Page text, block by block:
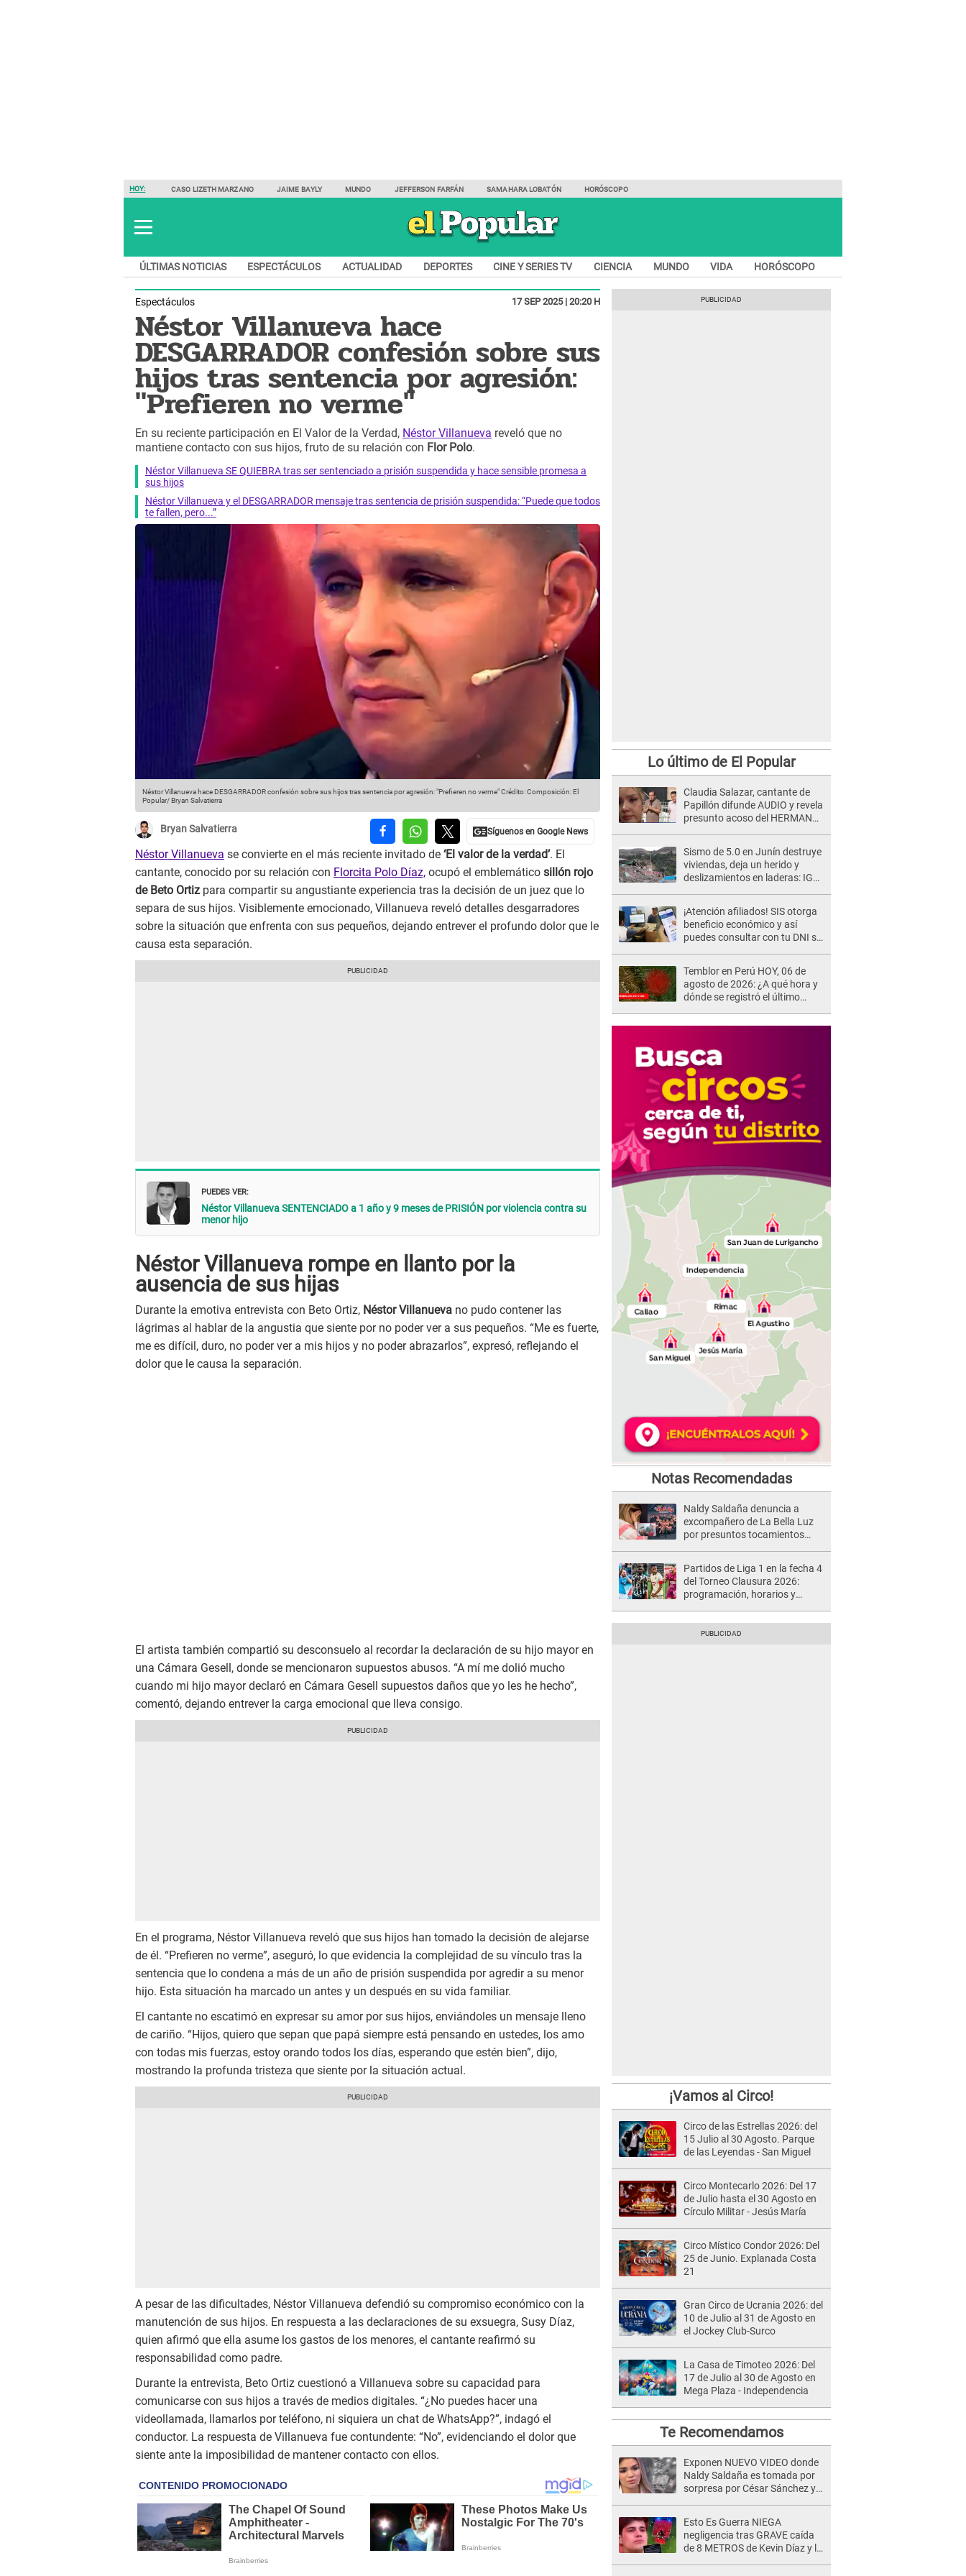
HOY: CASO LIZETH MARZANO JAIME BAYLY MUNDO JEFFERSON FARFÁN SAMAHARA LOBATÓN HORÓSCOPO
ÚLTIMAS NOTICIAS ESPECTÁCULOS ACTUALIDAD DEPORTES CINE Y SERIES TV CIENCIA MUNDO VIDA HORÓSCOPO
Espectáculos 17 SEP 2025 | 20:20 H
Néstor Villanueva hace
DESGARRADOR confesión sobre sus
hijos tras sentencia por agresión:
"Prefieren no verme"
En su reciente participación en El Valor de la Verdad, Néstor Villanueva reveló que no
mantiene contacto con sus hijos, fruto de su relación con Flor Polo.
Néstor Villanueva SE QUIEBRA tras ser sentenciado a prisión suspendida y hace sensible promesa a
sus hijos
Néstor Villanueva y el DESGARRADOR mensaje tras sentencia de prisión suspendida: “Puede que todos
te fallen, pero...”
Néstor Villanueva hace DESGARRADOR confesión sobre sus hijos tras sentencia por agresión: "Prefieren no verme"Crédito: Composición: El
Popular/ Bryan Salvatierra
Bryan Salvatierra
Néstor Villanueva se convierte en el más reciente invitado de ‘El valor de la verdad’. El
cantante, conocido por su relación con Florcita Polo Díaz, ocupó el emblemático sillón rojo
de Beto Ortiz para compartir su angustiante experiencia tras la decisión de un juez que lo
separa de sus hijos. Visiblemente emocionado, Villanueva reveló detalles desgarradores
sobre la situación que enfrenta con sus pequeños, dejando entrever el profundo dolor que le
causa esta separación.
PUEDES VER:
Néstor Villanueva SENTENCIADO a 1 año y 9 meses de PRISIÓN por violencia contra su
menor hijo
Néstor Villanueva rompe en llanto por la
ausencia de sus hijas
Durante la emotiva entrevista con Beto Ortiz, Néstor Villanueva no pudo contener las
lágrimas al hablar de la angustia que siente por no poder ver a sus pequeños. “Me es fuerte,
me es difícil, duro, no poder ver a mis hijos y no poder abrazarlos”, expresó, reflejando el
dolor que le causa la separación.
El artista también compartió su desconsuelo al recordar la declaración de su hijo mayor en
una Cámara Gesell, donde se mencionaron supuestos abusos. “A mí me dolió mucho
cuando mi hijo mayor declaró en Cámara Gesell supuestos daños que yo les he hecho”,
comentó, dejando entrever la carga emocional que lleva consigo.
En el programa, Néstor Villanueva reveló que sus hijos han tomado la decisión de alejarse
de él. “Prefieren no verme”, aseguró, lo que evidencia la complejidad de su vínculo tras la
sentencia que lo condena a más de un año de prisión suspendida por agredir a su menor
hijo. Esta situación ha marcado un antes y un después en su vida familiar.
El cantante no escatimó en expresar su amor por sus hijos, enviándoles un mensaje lleno
de cariño. “Hijos, quiero que sepan que papá siempre está pensando en ustedes, los amo
con todas mis fuerzas, estoy orando todos los días, esperando que estén bien”, dijo,
mostrando la profunda tristeza que siente por la situación actual.
A pesar de las dificultades, Néstor Villanueva defendió su compromiso económico con la
manutención de sus hijos. En respuesta a las declaraciones de su exsuegra, Susy Díaz,
quien afirmó que ella asume los gastos de los menores, el cantante reafirmó su
responsabilidad como padre.
Durante la entrevista, Beto Ortiz cuestionó a Villanueva sobre su capacidad para
comunicarse con sus hijos a través de medios digitales. “¿No puedes hacer una
videollamada, llamarlos por teléfono, ni siquiera un chat de WhatsApp?”, indagó el
conductor. La respuesta de Villanueva fue contundente: “No”, evidenciando el dolor que
siente ante la imposibilidad de mantener contacto con ellos.
Lo último de El Popular
Claudia Salazar, cantante de
Papillón difunde AUDIO y revela
presunto acoso del HERMANO
shock"
Sismo de 5.0 en Junín destruye
viviendas, deja un herido y
deslizamientos en laderas: IGP
¡Atención afiliados! SIS otorga
beneficio económico y así
puedes consultar con tu DNI si
Temblor en Perú HOY, 06 de
agosto de 2026: ¿A qué hora y
dónde se registró el último
Notas Recomendadas
Naldy Saldaña denuncia a
excompañero de La Bella Luz
por presuntos tocamientos
Partidos de Liga 1 en la fecha 4
del Torneo Clausura 2026:
programación, horarios y
¡Vamos al Circo!
Circo de las Estrellas 2026: del
15 Julio al 30 Agosto. Parque
de las Leyendas - San Miguel
Circo Montecarlo 2026: Del 17
de Julio hasta el 30 Agosto en
Círculo Militar - Jesús María
Circo Místico Condor 2026: Del
25 de Junio. Explanada Costa
21
Gran Circo de Ucrania 2026: del
10 de Julio al 31 de Agosto en
el Jockey Club-Surco
La Casa de Timoteo 2026: Del
17 de Julio al 30 de Agosto en
Mega Plaza - Independencia
Te Recomendamos
Exponen NUEVO VIDEO donde
Naldy Saldaña es tomada por
sorpresa por César Sánchez y
Esto Es Guerra NIEGA
negligencia tras GRAVE caída
de 8 METROS de Kevin Díaz y lo